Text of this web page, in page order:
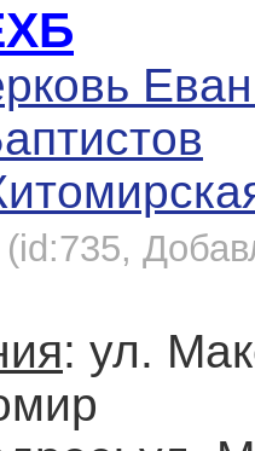
(id:735,
: ул.